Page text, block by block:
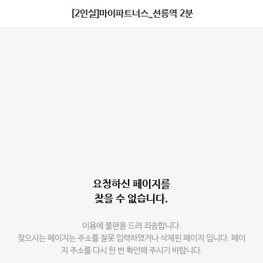
[2인실]마이파트너스_선릉역 2분
요청하신 페이지를
찾을 수 없습니다.
이용에 불편을 드려 죄송합니다.
찾으시는 페이지는 주소를 잘못 입력하였거나 삭제된 페이지 입니다. 페이
지 주소를 다시 한 번 확인해 주시기 바랍니다.